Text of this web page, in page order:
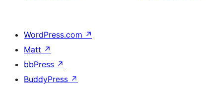
WordPress.com ↗
Matt ↗
bbPress ↗
BuddyPress ↗